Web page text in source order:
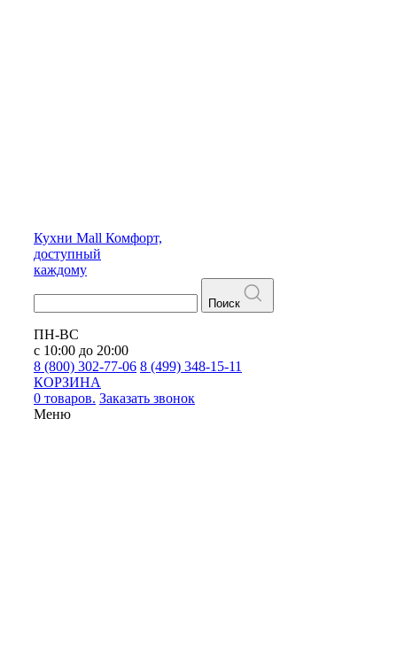
Кухни Mall Комфорт,
доступный
каждому
Поиск
ПН-ВС
с 10:00 до 20:00
8 (800) 302-77-06 8 (499) 348-15-11
КОРЗИНА
0 товаров. Заказать звонок
Меню